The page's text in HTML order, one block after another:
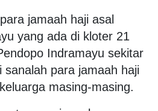
jamaah haji asal
yang ada di kloter 21
Indramayu sekitar
sanalah para jamaah haji
masing-masing.